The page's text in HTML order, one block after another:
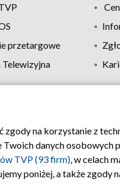
przetargowe
Polityka prywatności
na korzystanie z
danych osobowych
TVP (93 firm), w celach
poniżej, a także